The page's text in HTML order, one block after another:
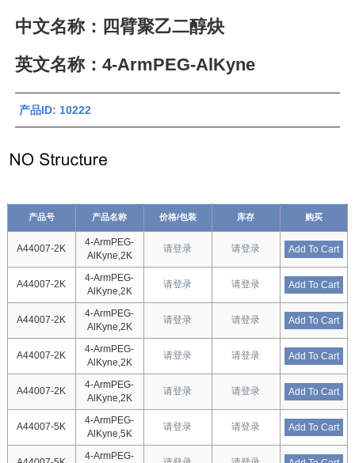
中文名称：四臂聚乙二醇炔
英文名称：4-ArmPEG-AlKyne
产品ID: 10222
产品号 产品名称 价格/包装 库存 购买
A44007-2K
4-ArmPEG-
AlKyne,2K
请登录 请登录 Add To Cart
A44007-2K
4-ArmPEG-
AlKyne,2K
请登录 请登录 Add To Cart
A44007-2K
4-ArmPEG-
AlKyne,2K
请登录 请登录 Add To Cart
A44007-2K
4-ArmPEG-
AlKyne,2K
请登录 请登录 Add To Cart
A44007-2K
4-ArmPEG-
AlKyne,2K
请登录 请登录 Add To Cart
A44007-5K
4-ArmPEG-
AlKyne,5K
请登录 请登录 Add To Cart
4-ArmPEG-